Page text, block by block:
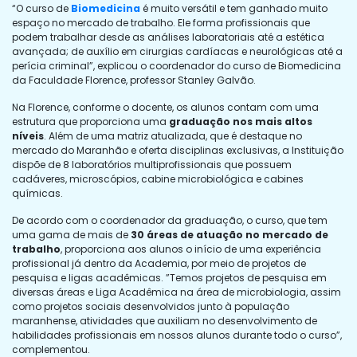
“O curso de Biomedicina é muito versátil e tem ganhado muito
espaço no mercado de trabalho. Ele forma profissionais que
podem trabalhar desde as análises laboratoriais até a estética
avançada; de auxílio em cirurgias cardíacas e neurológicas até a
perícia criminal”, explicou o coordenador do curso de Biomedicina
da Faculdade Florence, professor Stanley Galvão.
Na Florence, conforme o docente, os alunos contam com uma
estrutura que proporciona uma graduação nos mais altos
níveis. Além de uma matriz atualizada, que é destaque no
mercado do Maranhão e oferta disciplinas exclusivas, a Instituição
dispõe de 8 laboratórios multiprofissionais que possuem
cadáveres, microscópios, cabine microbiológica e cabines
químicas.
De acordo com o coordenador da graduação, o curso, que tem
uma gama de mais de 30 áreas de atuação no mercado de
trabalho, proporciona aos alunos o início de uma experiência
profissional já dentro da Academia, por meio de projetos de
pesquisa e ligas acadêmicas. ”Temos projetos de pesquisa em
diversas áreas e Liga Acadêmica na área de microbiologia, assim
como projetos sociais desenvolvidos junto à população
maranhense, atividades que auxiliam no desenvolvimento de
habilidades profissionais em nossos alunos durante todo o curso”,
complementou.